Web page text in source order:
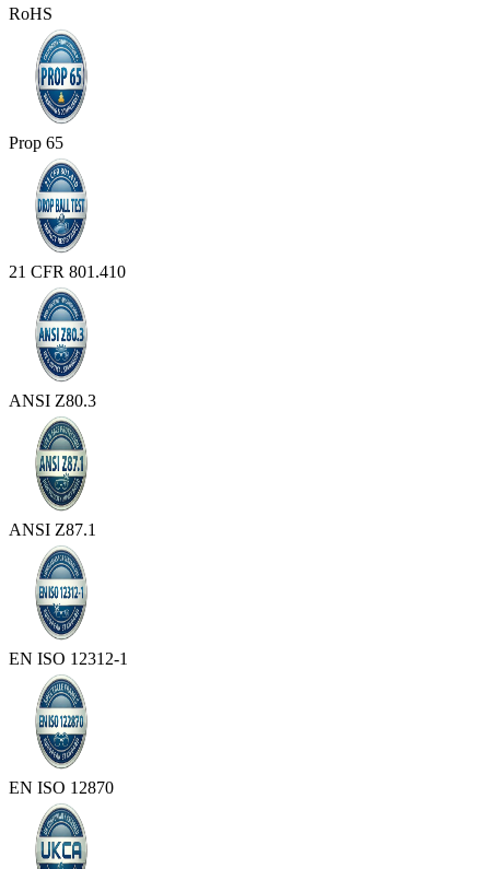
RoHS
Prop 65
21 CFR 801.410
ANSI Z80.3
ANSI Z87.1
EN ISO 12312-1
EN ISO 12870